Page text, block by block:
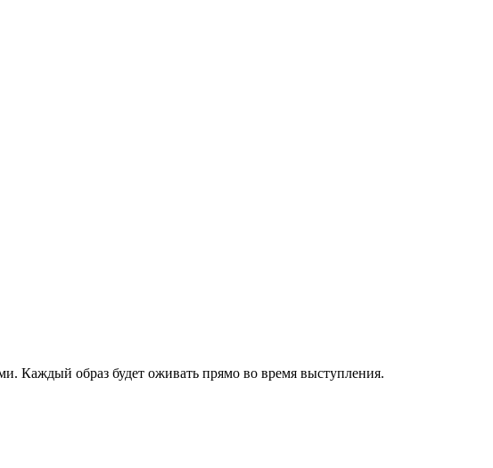
Каждый образ будет оживать прямо во время выступления.